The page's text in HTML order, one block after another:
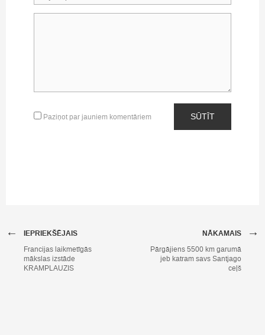
Paziņot par jauniem komentāriem SŪTĪT
IEPRIEKŠĒJAIS
←
Francijas laikmetīgās
mākslas izstāde
KRAMPLAUZIS
NĀKAMAIS →
Pārgājiens 5500 km garumā
jeb katram savs Santjago
ceļš